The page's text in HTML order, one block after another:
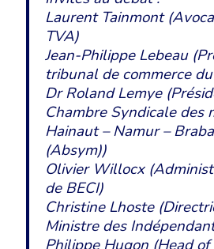
Laurent Tainmont
TVA)
Jean-Philippe Lebeau
tribunal de commerce
Dr Roland Lemye
Chambre Syndicale des
Hainaut – Namur –
(Absym))
Olivier Willocx
de BECI)
Christine Lhoste
Ministre des